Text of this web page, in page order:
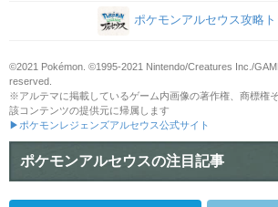
ポケモンアルセウス攻略
©2021 Pokémon. ©1995-2021 Nintendo/Creatures Inc./
reserved.
※アルテマに掲載しているゲーム内画像の著作権、商標権
該コンテンツの提供元に帰属します
▶ポケモンレジェンズアルセウス公式サイト
ポケモンアルセウスの注目記事